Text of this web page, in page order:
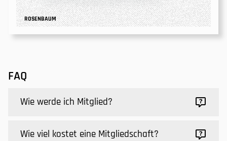
ROSENBAUM
FAQ
Wie werde ich Mitglied?
Wie viel kostet eine Mitgliedschaft?